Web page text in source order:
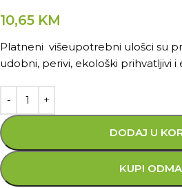
10,65 KM
Platneni višeupotrebni ulošci su
udobni, perivi, ekološki prihvatljivi i
DODAJ U
KUPI